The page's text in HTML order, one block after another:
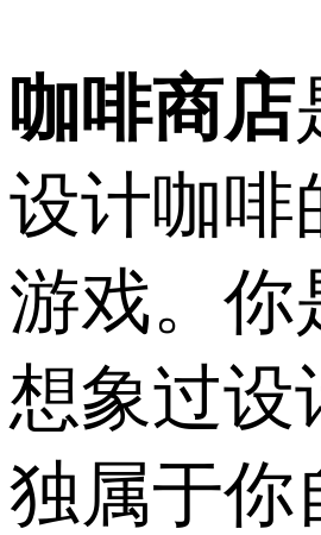
咖啡商店
设计咖啡
游戏。你
想象过设
独属于你